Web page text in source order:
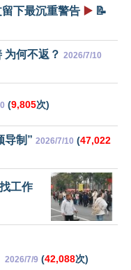
下最沉重警告 ▶️ 📝
为何不返？ 2026/7/10
(9,805次)
导制” 2026/7/10 (47,022
工作
2026/7/9 (42,088次)